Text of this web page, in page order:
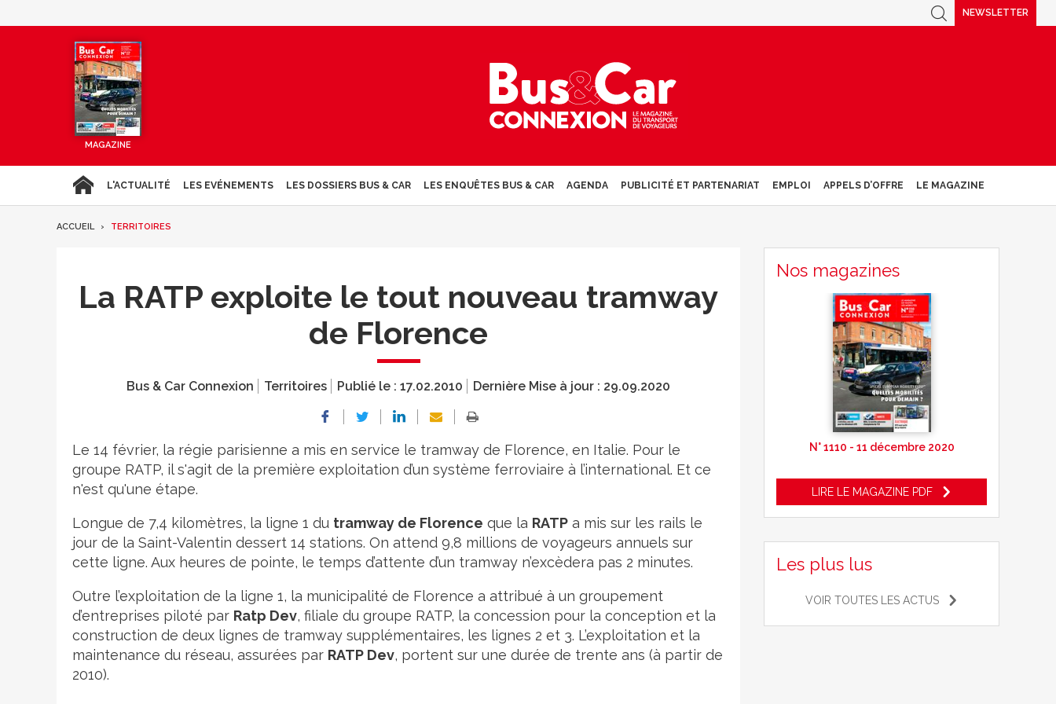
NEWSLETTER
MAGAZINE
L'ACTUALITÉ LES EVÉNEMENTS LES DOSSIERS BUS & CAR LES ENQUÊTES BUS & CAR AGENDA PUBLICITÉ ET PARTENARIAT EMPLOI APPELS D’OFFRE LE MAGAZINE
ACCUEIL TERRITOIRES
La RATP exploite le tout nouveau tramway
de Florence
Bus & Car Connexion Territoires Publié le : 17.02.2010 Dernière Mise à jour : 29.09.2020
Le 14 février, la régie parisienne a mis en service le tramway de Florence, en Italie. Pour le
groupe RATP, il s'agit de la première exploitation d’un système ferroviaire à l’international. Et ce
n'est qu'une étape.
Longue de 7,4 kilomètres, la ligne 1 du tramway de Florence que la RATP a mis sur les rails le
jour de la Saint-Valentin dessert 14 stations. On attend 9,8 millions de voyageurs annuels sur
cette ligne. Aux heures de pointe, le temps d’attente d’un tramway n’excèdera pas 2 minutes.
Outre l’exploitation de la ligne 1, la municipalité de Florence a attribué à un groupement
d’entreprises piloté par Ratp Dev, filiale du groupe RATP, la concession pour la conception et la
construction de deux lignes de tramway supplémentaires, les lignes 2 et 3. L’exploitation et la
maintenance du réseau, assurées par RATP Dev, portent sur une durée de trente ans (à partir de
2010).
Nos magazines
N° 1110 - 11 décembre 2020
LIRE LE MAGAZINE PDF
Les plus lus
VOIR TOUTES LES ACTUS